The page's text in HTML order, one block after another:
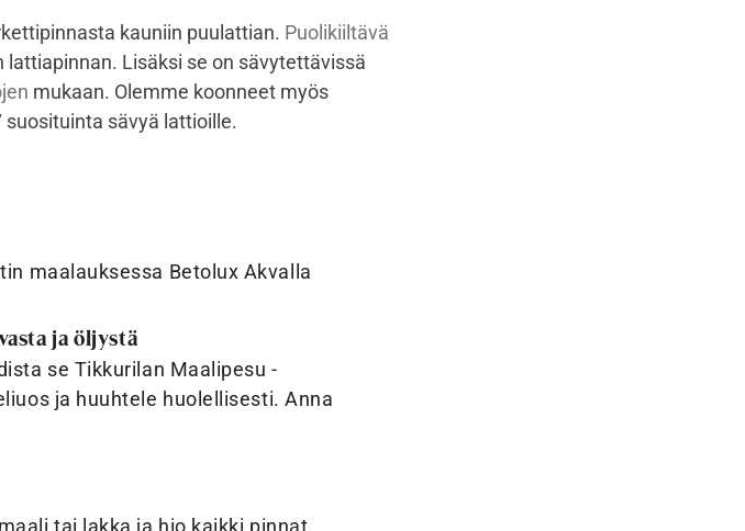
kauniin puulattian. Puolikiiltävä
lattiapinnan. Lisäksi se on sävytettävissä
mukaan. Olemme koonneet myös
suosituinta sävyä lattioille.
maalauksessa Betolux Akvalla
ja öljystä
se Tikkurilan Maalipesu -
ja huuhtele huolellisesti. Anna